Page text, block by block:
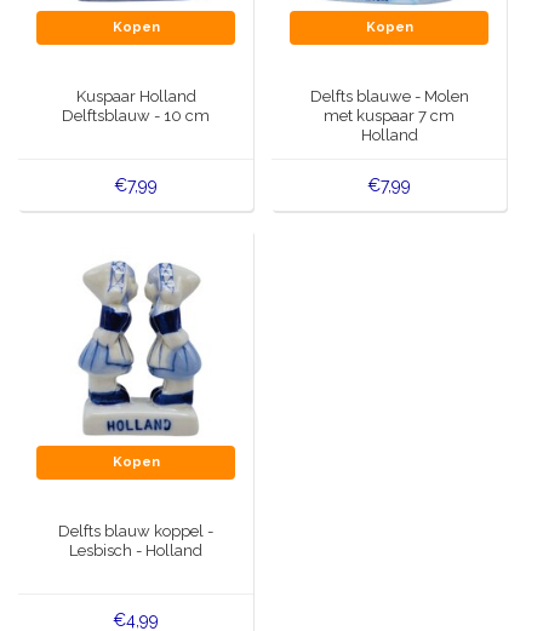
Kopen
Kuspaar Holland
Delftsblauw - 10 cm
€7,99
Kopen
Delfts blauwe - Molen
met kuspaar 7 cm
Holland
€7,99
Kopen
Delfts blauw koppel -
Lesbisch - Holland
€4,99